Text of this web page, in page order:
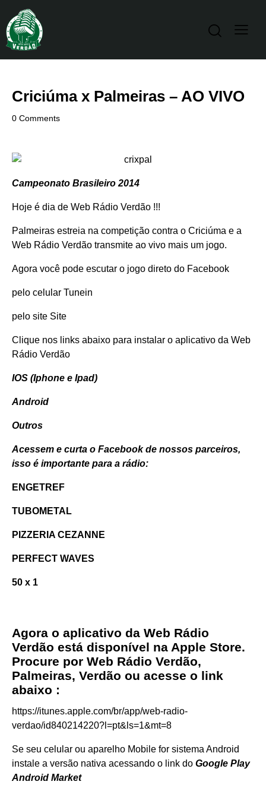
Criciúma x Palmeiras – AO VIVO
0 Comments
Campeonato Brasileiro 2014
Hoje é dia de Web Rádio Verdão !!!
Palmeiras estreia na competição contra o Criciúma e a
Web Rádio Verdão transmite ao vivo mais um jogo.
Agora você pode escutar o jogo direto do Facebook
pelo celular Tunein
pelo site Site
Clique nos links abaixo para instalar o aplicativo da Web
Rádio Verdão
IOS (Iphone e Ipad)
Android
Outros
Acessem e curta o Facebook de nossos parceiros,
isso é importante para a rádio:
ENGETREF
TUBOMETAL
PIZZERIA CEZANNE
PERFECT WAVES
50 x 1
Agora o aplicativo da Web Rádio
Verdão está disponível na Apple Store.
Procure por Web Rádio Verdão,
Palmeiras, Verdão ou acesse o link
abaixo :
https://itunes.apple.com/br/app/web-radio-
verdao/id840214220?l=pt&ls=1&mt=8
Se seu celular ou aparelho Mobile for sistema Android
instale a versão nativa acessando o link do Google Play
Android Market